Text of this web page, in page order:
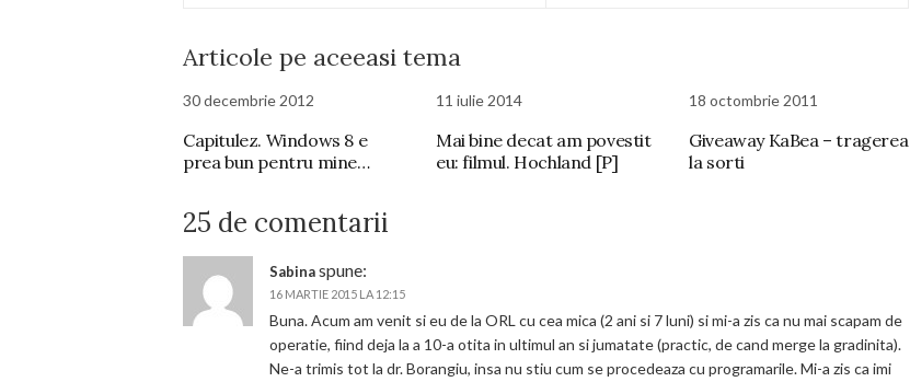
Articole pe aceeasi tema
30 decembrie 2012
Capitulez. Windows 8 e
prea bun pentru mine…
11 iulie 2014
Mai bine decat am povestit
eu: filmul. Hochland [P]
18 octombrie 2011
Giveaway KaBea – tragerea
la sorti
25 de comentarii
Sabinaspune:
16 MARTIE 2015 LA 12:15
Buna. Acum am venit si eu de la ORL cu cea mica (2 ani si 7 luni) si mi-a zis ca nu mai scapam de
operatie, fiind deja la a 10-a otita in ultimul an si jumatate (practic, de cand merge la gradinita).
Ne-a trimis tot la dr. Borangiu, insa nu stiu cum se procedeaza cu programarile. Mi-a zis ca imi